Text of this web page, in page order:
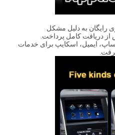
و 1 سال نگهداری رایگان به دلیل مشکل
ایمیل، اسکایپ برای خدمات